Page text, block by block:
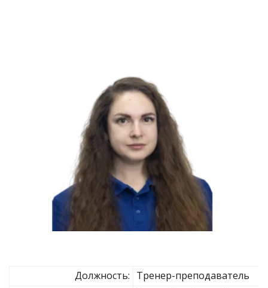
Должность: Тренер-преподаватель